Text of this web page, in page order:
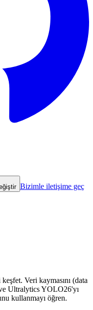
Bizimle iletişime geç
Veri kaymasını (data
Ultralytics YOLO26'yı
kullanmayı öğren.